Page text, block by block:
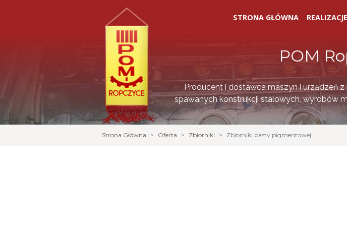
STRONA GŁÓWNA REALIZACJE
POM
Producent i dostawca maszyn i urządzeń
spawanych konstrukcji stalowych, wyrobów
Strona Główna Oferta Zbiorniki Zbiorniki pasty pigmentowej